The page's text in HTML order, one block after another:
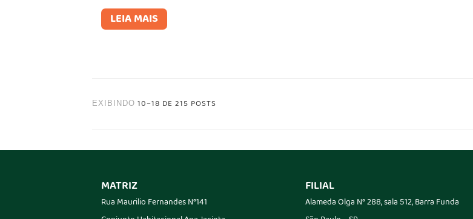
LEIA MAIS
EXIBINDO 10–18 DE 215 POSTS
MATRIZ
Rua Maurilio Fernandes N°141
FILIAL
Alameda Olga N° 288, sala 512, Barra Funda